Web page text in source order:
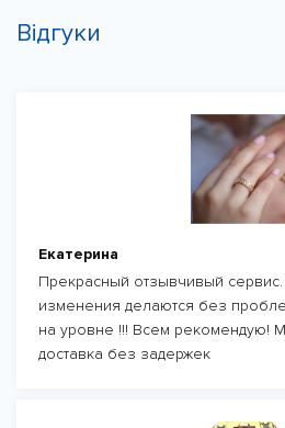
Відгуки
Екатерина
Прекрасный отзывчивый
изменения делаются без
на уровне !!! Всем рекомендую!
доставка без задержек